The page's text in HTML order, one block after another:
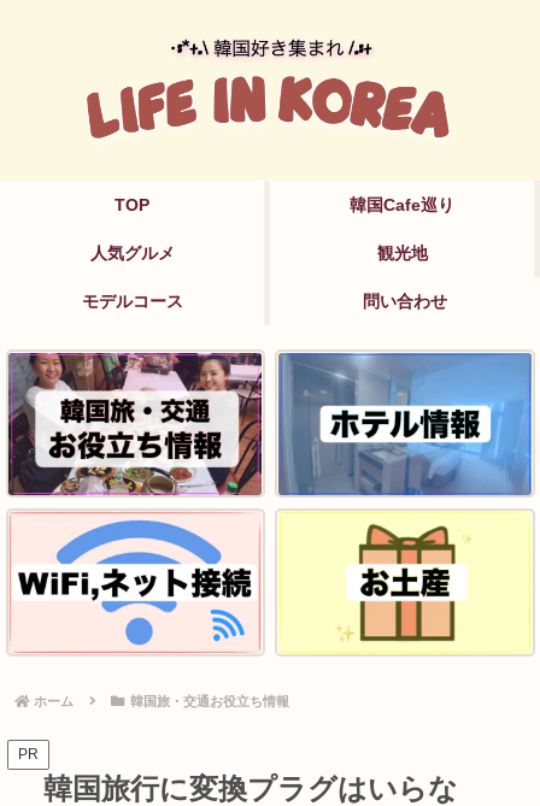
TOP 韓国Cafe巡り
人気グルメ 観光地
モデルコース 問い合わせ
ホーム 韓国旅・交通お役立ち情報
PR
韓国旅行に変換プラグはいらな